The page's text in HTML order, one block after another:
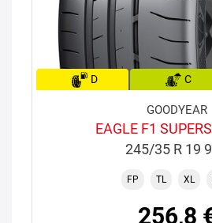
D C
GOODYEAR
EAGLE F1
245/35 R 19
FP TL XL
256,8